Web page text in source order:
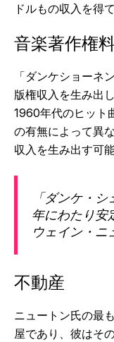
ドルもの収入を得て
音楽著作権
「ダンケショーネ
版権収入を生み出
1960年代のヒット
の有無によって異
収入を生み出す可
「ダンケ・
年にわたり安
ウェイン・ニ
不動産
ニュートン氏の最
屋であり、彼はそ